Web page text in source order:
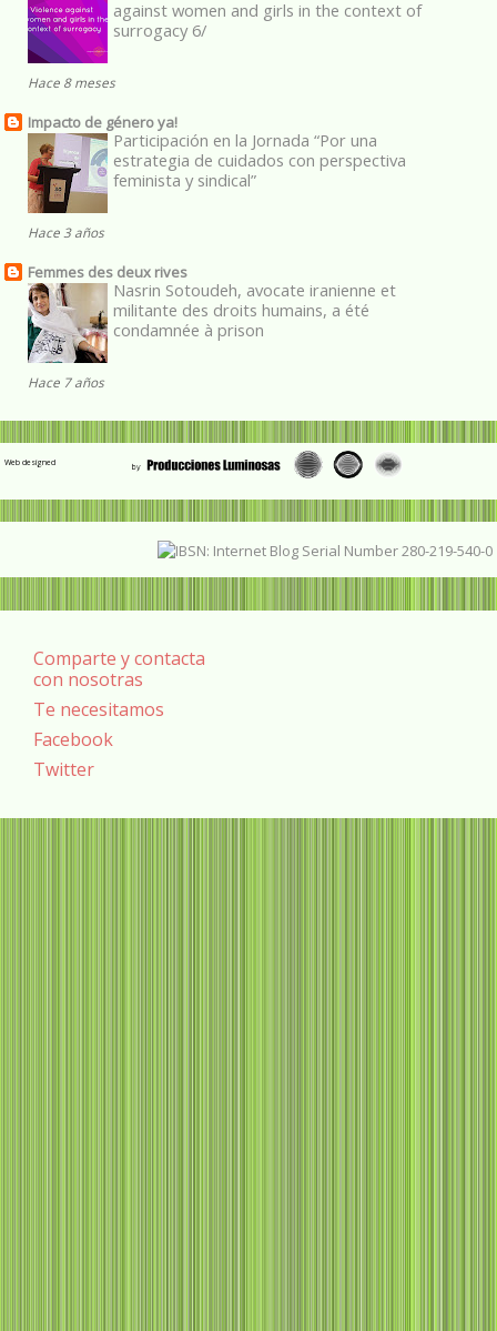
against women and girls in the context of
surrogacy 6/
Hace 8 meses
Impacto de género ya!
Participación en la Jornada “Por una
estrategia de cuidados con perspectiva
feminista y sindical”
Hace 3 años
Femmes des deux rives
Nasrin Sotoudeh, avocate iranienne et
militante des droits humains, a été
condamnée à prison
Hace 7 años
Web designed
Comparte y contacta
con nosotras
Te necesitamos
Facebook
Twitter